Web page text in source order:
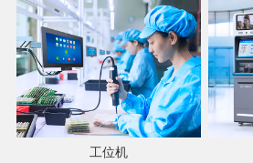
工位机